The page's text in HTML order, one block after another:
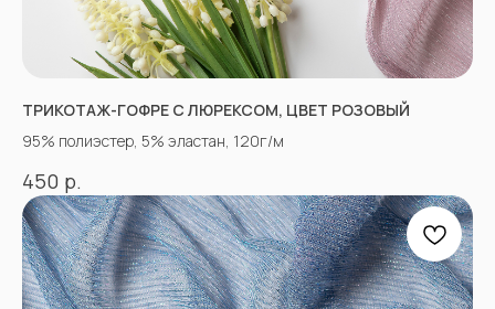
ТРИКОТАЖ-ГОФРЕ С ЛЮРЕКСОМ, ЦВЕТ РОЗОВЫЙ
95% полиэстер, 5% эластан, 120г/м
450 р.